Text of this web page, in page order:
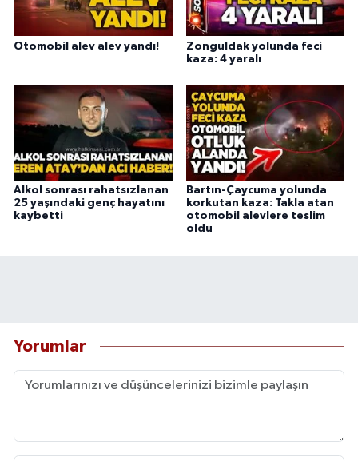
Otomobil alev alev yandı!
Zonguldak yolunda feci
kaza: 4 yaralı
Alkol sonrası rahatsızlanan
25 yaşındaki genç hayatını
kaybetti
Bartın-Çaycuma yolunda
korkutan kaza: Takla atan
otomobil alevlere teslim
oldu
Yorumlar